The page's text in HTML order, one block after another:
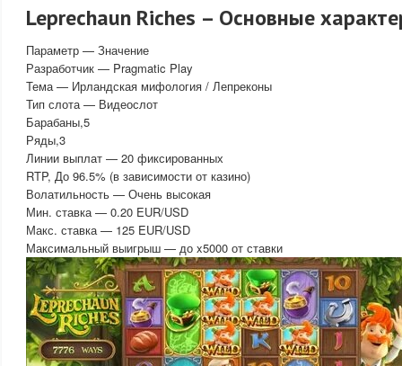
Leprechaun Riches – Основные
Параметр — Значение
Разработчик — Pragmatic Play
Тема — Ирландская мифология / Лепреконы
Тип слота — Видеослот
Барабаны,5
Ряды,3
Линии выплат — 20 фиксированных
RTP, До 96.5% (в зависимости от казино)
Волатильность — Очень высокая
Мин. ставка — 0.20 EUR/USD
Макс. ставка — 125 EUR/USD
Максимальный выигрыш — до x5000 от ставки